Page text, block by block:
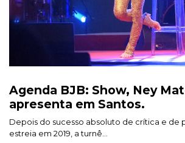
Agenda BJB: Show, Ney
apresenta em Santos.
Depois do sucesso absoluto de crítica e de
estreia em 2019, a turnê...